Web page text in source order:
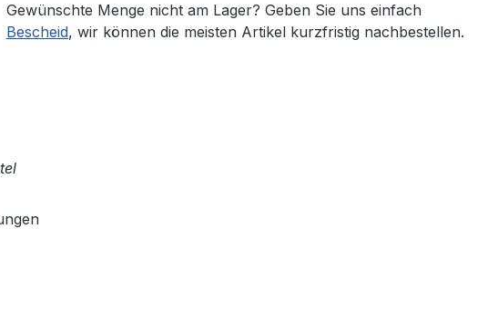
Gewünschte Menge nicht am Lager? Geben Sie uns einfach
Bescheid, wir können die meisten Artikel kurzfristig nachbestellen.